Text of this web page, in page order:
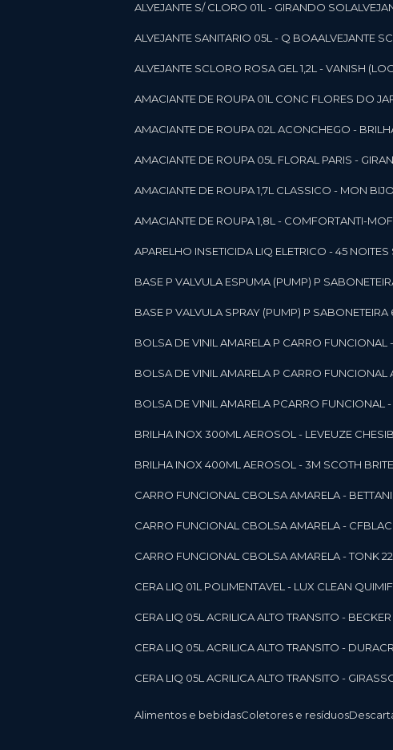
ALVEJANTE S/ CLORO 01L - GIRANDO SOL
ALVEJANTE SANITARIO 05L - Q BOA ALVEJANTE
ALVEJANTE SCLORO ROSA GEL 1,2L - VANISH
AMACIANTE DE ROUPA 01L CONC FLORES DO
AMACIANTE DE ROUPA 02L ACONCHEGO -
AMACIANTE DE ROUPA 05L FLORAL PARIS -
AMACIANTE DE ROUPA 1,7L CLASSICO - MON
AMACIANTE DE ROUPA 1,8L - COMFORT ANTI-
APARELHO INSETICIDA LIQ ELETRICO - 45
BASE P VALVULA ESPUMA (PUMP) P
BASE P VALVULA SPRAY (PUMP) P
BOLSA DE VINIL AMARELA P CARRO
BOLSA DE VINIL AMARELA P CARRO
BOLSA DE VINIL AMARELA PCARRO
BRILHA INOX 300ML AEROSOL - LEVEUZE CHESI
BRILHA INOX 400ML AEROSOL - 3M SCOTH
CARRO FUNCIONAL CBOLSA AMARELA -
CARRO FUNCIONAL CBOLSA AMARELA -
CARRO FUNCIONAL CBOLSA AMARELA - TONK
CERA LIQ 01L POLIMENTAVEL - LUX CLEAN
CERA LIQ 05L ACRILICA ALTO TRANSITO -
CERA LIQ 05L ACRILICA ALTO TRANSITO -
CERA LIQ 05L ACRILICA ALTO TRANSITO -
Alimentos e bebidas Coletores e resíduos